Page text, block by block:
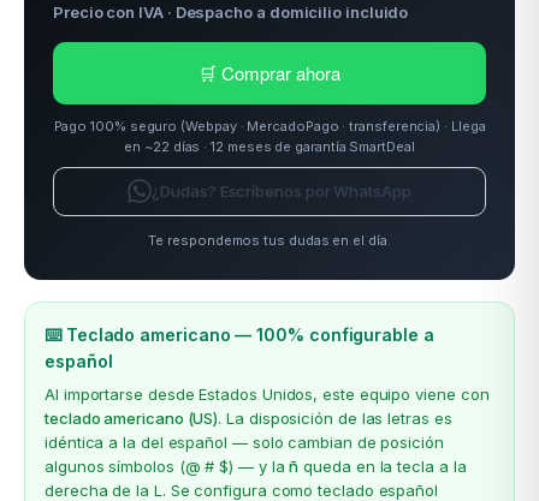
Precio con IVA · Despacho a domicilio incluido
🛒 Comprar ahora
Pago 100% seguro (Webpay · MercadoPago · transferencia) · Llega
en ~22 días · 12 meses de garantía SmartDeal
¿Dudas? Escríbenos por WhatsApp
Te respondemos tus dudas en el día.
⌨️ Teclado americano — 100% configurable a
español
Al importarse desde Estados Unidos, este equipo viene con
teclado americano (US). La disposición de las letras es
idéntica a la del español — solo cambian de posición
algunos símbolos (@ # $) — y lañ queda en la tecla a la
derecha de la L. Se configura como teclado español